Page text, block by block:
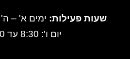
שעות פעילות: ימים א' – ה' : 8:30 עד
יום ו': 8:30 עד 13:00